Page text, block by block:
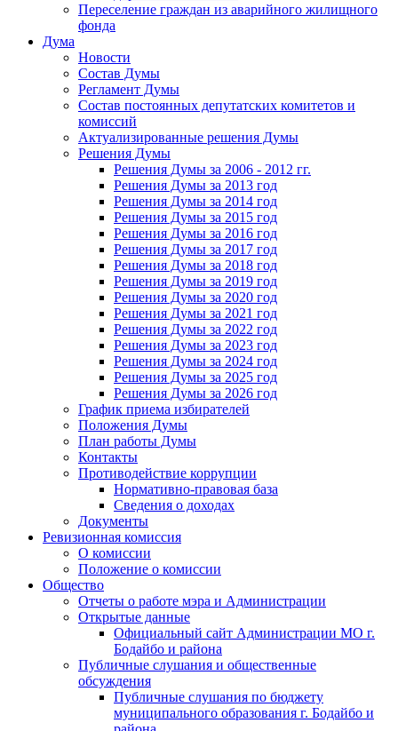
Переселение граждан из аварийного жилищного
фонда
Дума
Новости
Состав Думы
Регламент Думы
Состав постоянных депутатских комитетов и
комиссий
Актуализированные решения Думы
Решения Думы
Решения Думы за 2006 - 2012 гг.
Решения Думы за 2013 год
Решения Думы за 2014 год
Решения Думы за 2015 год
Решения Думы за 2016 год
Решения Думы за 2017 год
Решения Думы за 2018 год
Решения Думы за 2019 год
Решения Думы за 2020 год
Решения Думы за 2021 год
Решения Думы за 2022 год
Решения Думы за 2023 год
Решения Думы за 2024 год
Решения Думы за 2025 год
Решения Думы за 2026 год
График приема избирателей
Положения Думы
План работы Думы
Контакты
Противодействие коррупции
Нормативно-правовая база
Сведения о доходах
Документы
Ревизионная комиссия
О комиссии
Положение о комиссии
Общество
Отчеты о работе мэра и Администрации
Открытые данные
Официальный сайт Администрации МО г.
Бодайбо и района
Публичные слушания и общественные
обсуждения
Публичные слушания по бюджету
муниципального образования г. Бодайбо и